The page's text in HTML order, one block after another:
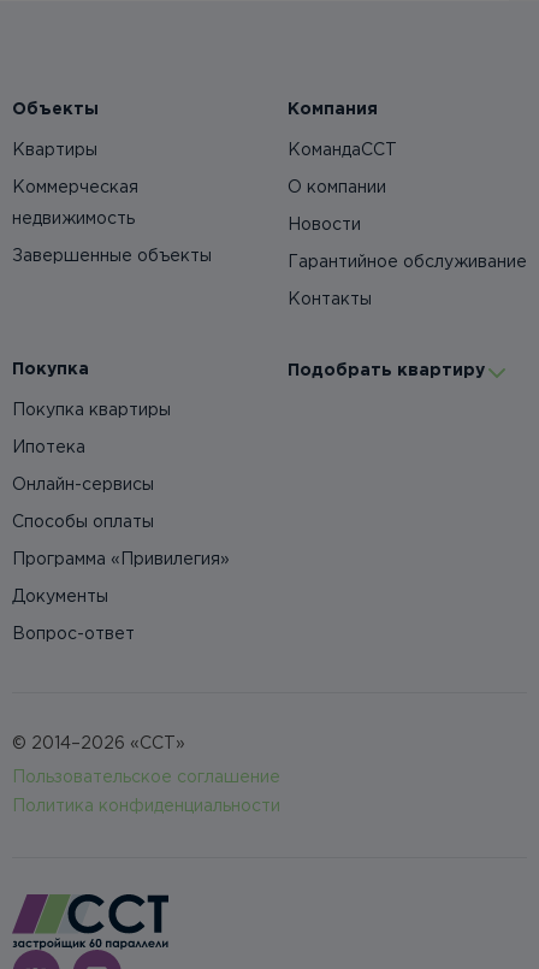
Объекты
Квартиры
Коммерческая
недвижимость
Завершенные объекты
Компания
КомандаССТ
О компании
Новости
Гарантийное обслуживание
Контакты
Покупка
Покупка квартиры
Ипотека
Онлайн-сервисы
Способы оплаты
Программа «Привилегия»
Документы
Вопрос-ответ
Подобрать квартиру
© 2014–2026 «ССТ»
Пользовательское соглашение
Политика конфиденциальности